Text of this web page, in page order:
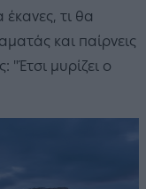
τι θα
και παίρνεις
μυρίζει ο